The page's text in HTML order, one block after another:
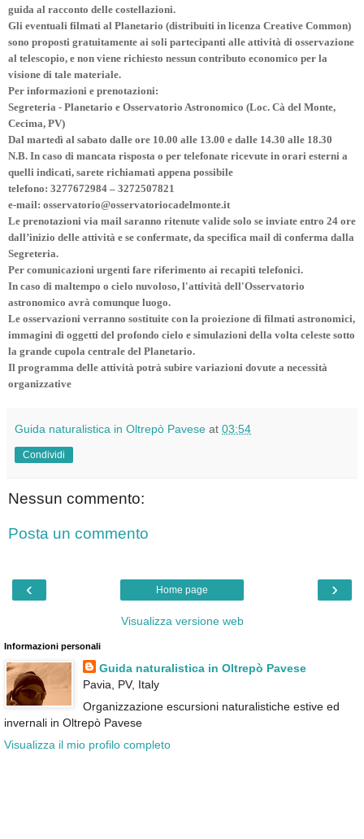
guida al racconto delle costellazioni.
Gli eventuali filmati al Planetario (distribuiti in licenza Creative Common)
sono proposti gratuitamente ai soli partecipanti alle attività di osservazione
al telescopio, e non viene richiesto nessun contributo economico per la
visione di tale materiale.
Per informazioni e prenotazioni:
Segreteria - Planetario e Osservatorio Astronomico (Loc. Cà del Monte,
Cecima, PV)
Dal martedì al sabato dalle ore 10.00 alle 13.00 e dalle 14.30 alle 18.30
N.B. In caso di mancata risposta o per telefonate ricevute in orari esterni a
quelli indicati, sarete richiamati appena possibile
telefono: 3277672984 – 3272507821
e-mail: osservatorio@osservatoriocadelmonte.it
Le prenotazioni via mail saranno ritenute valide solo se inviate entro 24 ore
dall’inizio delle attività e se confermate, da specifica mail di conferma dalla
Segreteria.
Per comunicazioni urgenti fare riferimento ai recapiti telefonici.
In caso di maltempo o cielo nuvoloso, l'attività dell'Osservatorio
astronomico avrà comunque luogo.
Le osservazioni verranno sostituite con la proiezione di filmati astronomici,
immagini di oggetti del profondo cielo e simulazioni della volta celeste sotto
la grande cupola centrale del Planetario.
Il programma delle attività potrà subire variazioni dovute a necessità
organizzative
Guida naturalistica in Oltrepò Pavese at 03:54
Condividi
Nessun commento:
Posta un commento
‹ ›
Home page
Visualizza versione web
Informazioni personali
Guida naturalistica in Oltrepò Pavese
Pavia, PV, Italy
Organizzazione escursioni naturalistiche estive ed
invernali in Oltrepò Pavese
Visualizza il mio profilo completo